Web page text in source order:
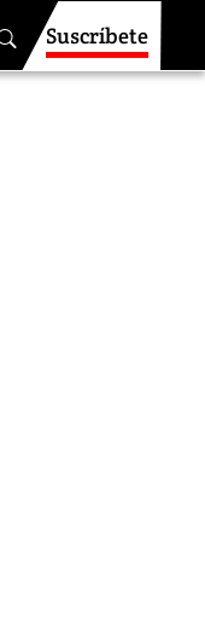
Suscríbete